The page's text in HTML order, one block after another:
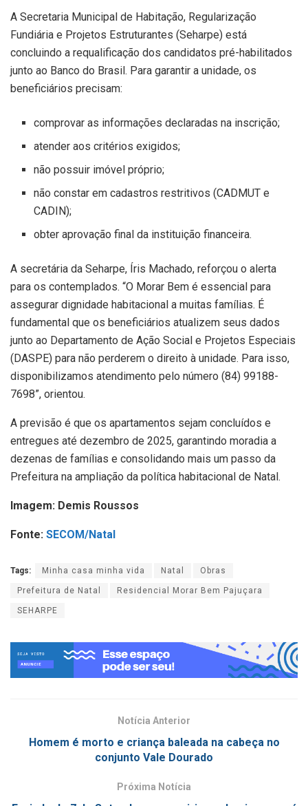
A Secretaria Municipal de Habitação, Regularização
Fundiária e Projetos Estruturantes (Seharpe) está
concluindo a requalificação dos candidatos pré-habilitados
junto ao Banco do Brasil. Para garantir a unidade, os
beneficiários precisam:
comprovar as informações declaradas na inscrição;
atender aos critérios exigidos;
não possuir imóvel próprio;
não constar em cadastros restritivos (CADMUT e
CADIN);
obter aprovação final da instituição financeira.
A secretária da Seharpe, Íris Machado, reforçou o alerta
para os contemplados. “O Morar Bem é essencial para
assegurar dignidade habitacional a muitas famílias. É
fundamental que os beneficiários atualizem seus dados
junto ao Departamento de Ação Social e Projetos Especiais
(DASPE) para não perderem o direito à unidade. Para isso,
disponibilizamos atendimento pelo número (84) 99188-
7698”, orientou.
A previsão é que os apartamentos sejam concluídos e
entregues até dezembro de 2025, garantindo moradia a
dezenas de famílias e consolidando mais um passo da
Prefeitura na ampliação da política habitacional de Natal.
Imagem: Demis Roussos
Fonte: SECOM/Natal
Tags: Minha casa minha vida Natal Obras
Prefeitura de Natal Residencial Morar Bem Pajuçara
SEHARPE
Notícia Anterior
Homem é morto e criança baleada na cabeça no
conjunto Vale Dourado
Próxima Notícia